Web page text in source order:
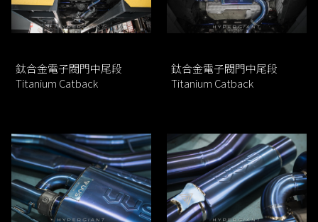
鈦合金電子閥門中尾段
Titanium Catback
鈦合金電子閥門中尾段
Titanium Catback